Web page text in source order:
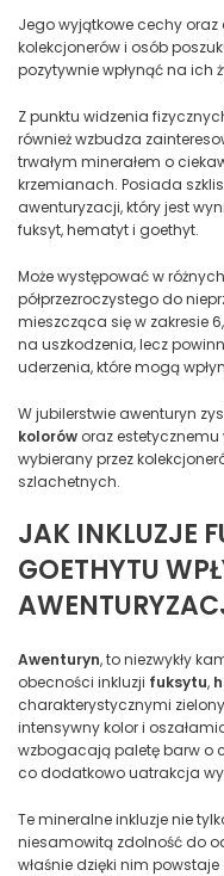
Jego wyjątkowe cechy
kolekcjonerów i osób
pozytywnie wpłynąć na ich
Z punktu widzenia
również wzbudza
trwałym minerałem o
krzemianach. Posiada
awenturyzacji, który jest
fuksyt, hematyt i goethyt.
Może występować w
półprzezroczystego do
mieszcząca się w zakresie
na uszkodzenia, lecz
uderzenia, które mogą
W jubilerstwie awenturyn
kolorów oraz
wybierany przez
szlachetnych.
JAK INKLUZJE
GOETHYTU
Awenturyn, to niezwykły
obecności inkluzji fuksytu,
charakterystycznymi
intensywny kolor i
wzbogacają paletę barw o
co dodatkowo uatrakcja
Te mineralne inkluzje nie
niesamowitą zdolność do
właśnie dzięki nim